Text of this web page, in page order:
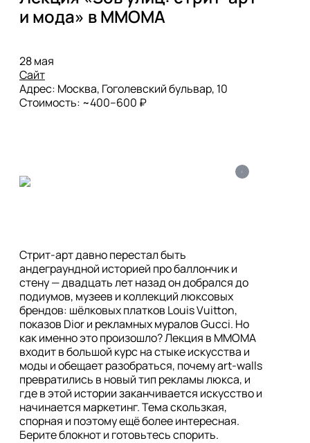
Сайт
Адрес: Москва, Гоголевский бульвар, 10
i
Стрит-арт давно перестал быть
андеграундной историей про баллончик и
стену — двадцать лет назад он добрался до
подиумов, музеев и коллекций люксовых
брендов: шёлковых платков Louis Vuitton,
показов Dior и рекламных муралов Gucci. Но
как именно это произошло? Лекция в ММОМА
входит в большой курс на стыке искусства и
моды и обещает разобраться, почему art-walls
превратились в новый тип рекламы люкса, и
где в этой истории заканчивается искусство и
начинается маркетинг. Тема скользкая,
спорная и поэтому ещё более интересная.
Берите блокнот и готовьтесь спорить.